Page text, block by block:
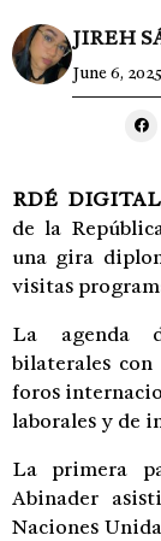
JIREH
June 6,
RDÉ
de la
una gira
visitas
La agenda
bilaterales
foros
laborales y de
La primera
Abinader
Naciones